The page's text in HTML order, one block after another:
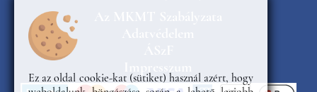
Ez az oldal cookie-kat (sütiket) használ azért, hogy